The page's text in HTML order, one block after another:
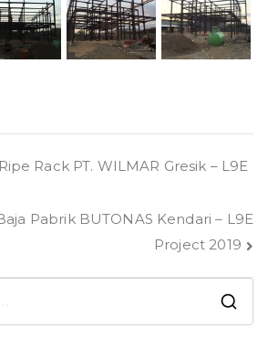
Rack PT. WILMAR Gresik – L9E
Pabrik BUTONAS Kendari – L9E
Project 2019